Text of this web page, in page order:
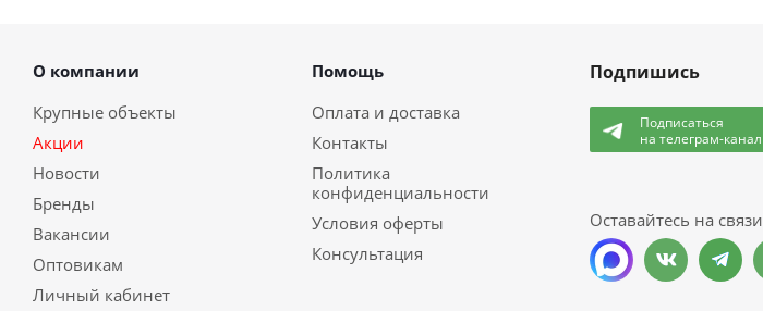
О компании
Крупные объекты
Акции
Новости
Бренды
Вакансии
Оптовикам
Личный кабинет
Помощь
Оплата и доставка
Контакты
Политика
конфиденциальности
Условия оферты
Консультация
Подпишись
Подписаться
на телеграм-канал
Оставайтесь на связи